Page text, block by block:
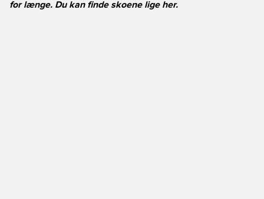
for længe. Du kan finde skoene lige her.